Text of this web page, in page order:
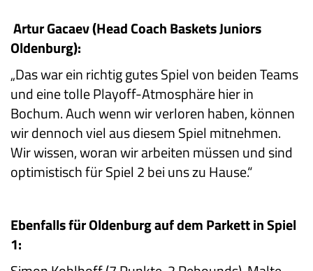
Artur Gacaev (Head Coach Baskets Juniors
Oldenburg):
„Das war ein richtig gutes Spiel von beiden Teams
und eine tolle Playoff-Atmosphäre hier in
Bochum. Auch wenn wir verloren haben, können
wir dennoch viel aus diesem Spiel mitnehmen.
Wir wissen, woran wir arbeiten müssen und sind
optimistisch für Spiel 2 bei uns zu Hause.“
Ebenfalls für Oldenburg auf dem Parkett in Spiel
1: